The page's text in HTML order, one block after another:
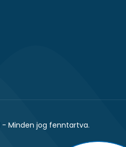
- Minden jog fenntartva.